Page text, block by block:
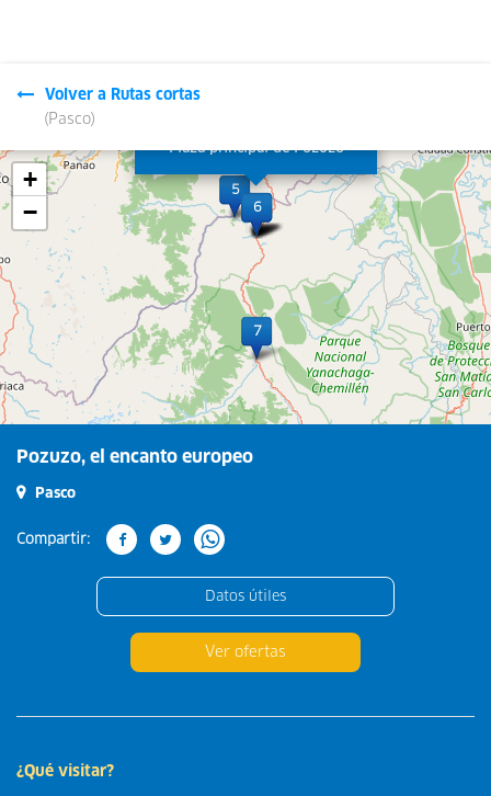
Volver a Rutas cortas
(Pasco)
Plaza principal de Pozuzo
+
−
Pozuzo, el encanto europeo
Pasco
Compartir:
Datos útiles
Ver ofertas
¿Qué visitar?